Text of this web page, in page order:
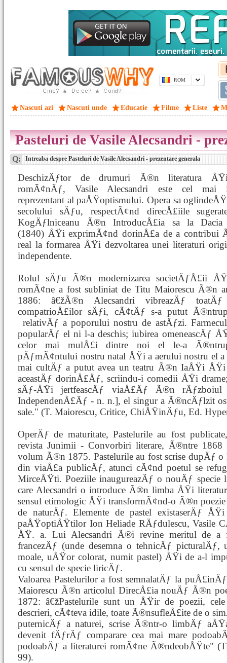
ROM
Nascuti azi Nascuti unde Educatie Filme Liste
Pasteluri de Vasile Alecsandri -
Q: Intreaba despre Pasteluri de Vasile Alecsandri - prezentare generala
DeschizÄƒtor de drumuri Ã®n literatura
romÃ¢nÄƒ, Vasile Alecsandri este cel mai
reprezentant al paÅŸoptismului. Opera sa
secolului sÄƒu, respectÃ¢nd direcÅ£iile
KogÄƒlniceanu Ã®n IntroducÅ£ia sa la Dacia
(1840) ÅŸi exprimÃ¢nd dorinÅ£a de a contribui
real la formarea ÅŸi dezvoltarea unei literaturi
independente.
Rolul sÄƒu Ã®n modernizarea societÄƒÅ£ii
romÃ¢ne a fost subliniat de Titu Maiorescu Ã®n
1886: â€žÃ®n Alecsandri vibreazÄƒ
compatrioÅ£ilor sÄƒi, cÃ¢tÄƒ s-a putut
relativÄƒ a poporului nostru de astÄƒzi.
popularÄƒ el ni l-a deschis; iubirea omeneascÄƒ
celor mai mulÅ£i dintre noi el le-a
pÄƒmÃ¢ntului nostru natal ÅŸi a aerului nostru el a
mai cultÄƒ a putut avea un teatru Ã®n IaÅŸi
aceastÄƒ dorinÅ£Äƒ, scriindu-i comedii ÅŸi
sÄƒ-ÅŸi jertfeascÄƒ viaÅ£Äƒ Ã®n
IndependenÅ£Äƒ - n. n.], el singur a Ã®ncÄƒlzit
sale." (T. Maiorescu, Critice, ChiÅŸinÄƒu, Ed.
OperÄƒ de maturitate, Pastelurile au fost
revista Junimii - Convorbiri literare, Ã®ntre
volum Ã®n 1875. Pastelurile au fost scrise dupÄƒ
din viaÅ£a publicÄƒ, atunci cÃ¢nd poetul se
MirceÅŸti. Poeziile inaugureazÄƒ o nouÄƒ specie
care Alecsandri o introduce Ã®n limba ÅŸi
sensul etimologic ÅŸi transformÃ¢nd-o Ã®n
de naturÄƒ. Elemente de pastel existaserÄƒ
paÅŸoptiÅŸtilor Ion Heliade RÄƒdulescu, Vasile
ÅŸ. a. Lui Alecsandri Ã®i revine meritul de a
francezÄƒ (unde desemna o tehnicÄƒ picturalÄƒ,
moale, uÅŸor colorat, numit pastel) ÅŸi de a-l
cu sensul de specie liricÄƒ.
Valoarea Pastelurilor a fost semnalatÄƒ la
Maiorescu Ã®n articolul DirecÅ£ia nouÄƒ Ã®n
1872: â€žPastelurile sunt un ÅŸir de poezii,
descrieri, cÃ¢teva idile, toate Ã®nsufleÅ£ite de o
puternicÄƒ a naturei, scrise Ã®ntr-o limbÄƒ
devenit fÄƒrÄƒ comparare cea mai mare
podoabÄƒ a literaturei romÃ¢ne Ã®ndeobÅŸte"
99).